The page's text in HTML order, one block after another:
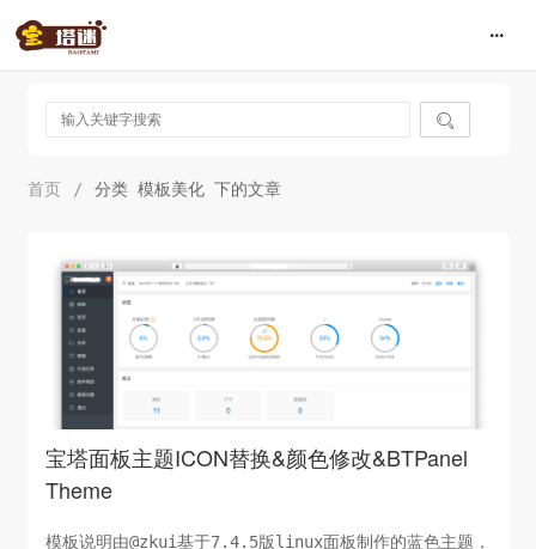

首页 / 分类 模板美化 下的文章
宝塔面板主题ICON替换&颜色修改&BTPanel
Theme
模板说明由@zkui基于7.4.5版linux面板制作的蓝色主题，